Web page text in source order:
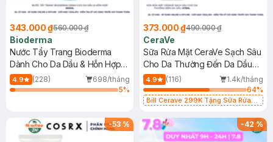
343.000 ₫560.000 ₫
Bioderma
Nước Tẩy Trang Bioderma
Dành Cho Da Dầu & Hỗn Hợp
500ml
4.9 (228)
698/tháng
5%
373.000 ₫490.000 ₫
CeraVe
Sữa Rửa Mặt CeraVe Sạch Sâu
Cho Da Thường Đến Da Dầu
473ml
4.9 (116)
1.4k/tháng
64%
Bill Cerave 299K Tặng Sữa Rửa
-53 % -42%